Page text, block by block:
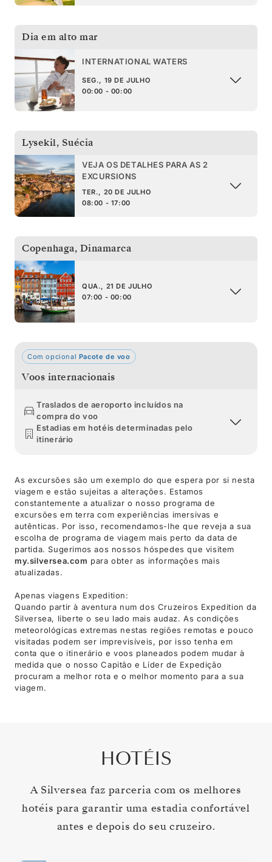
Dia em alto mar
INTERNATIONAL WATERS
SEG., 19 DE JULHO
00:00 - 00:00
Lysekil, Suécia
VEJA OS DETALHES PARA AS 2
EXCURSIONS
TER., 20 DE JULHO
08:00 - 17:00
Copenhaga, Dinamarca
QUA., 21 DE JULHO
07:00 - 00:00
Com opcional Pacote de voo
Voos internacionais
Traslados de aeroporto incluídos na
compra do voo
Estadias em hotéis determinadas pelo
itinerário
As excursões são um exemplo do que espera por si nesta
viagem e estão sujeitas a alterações. Estamos
constantemente a atualizar o nosso programa de
excursões em terra com experiências imersivas e
autênticas. Por isso, recomendamos-lhe que reveja a sua
escolha de programa de viagem mais perto da data de
partida. Sugerimos aos nossos hóspedes que visitem
my.silversea.com para obter as informações mais
atualizadas.
Apenas viagens Expedition:
Quando partir à aventura num dos Cruzeiros Expedition da
Silversea, liberte o seu lado mais audaz. As condições
meteorológicas extremas nestas regiões remotas e pouco
visitadas podem ser imprevisíveis, por isso tenha em
conta que o itinerário e voos planeados podem mudar à
medida que o nosso Capitão e Líder de Expedição
procuram a melhor rota e o melhor momento para a sua
viagem.
HOTÉIS
A Silversea faz parceria com os melhores
hotéis para garantir uma estadia confortável
antes e depois do seu cruzeiro.